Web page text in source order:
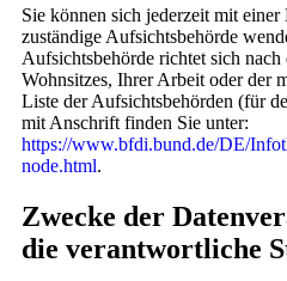
Sie können sich jederzeit mit
zuständige Aufsichtsbehörde
Aufsichtsbehörde richtet sich
Wohnsitzes, Ihrer Arbeit oder der
Liste der Aufsichtsbehörden (für
mit Anschrift finden Sie unter:
https://www.bfdi.bund.de/DE/
node.html.
Zwecke der
die verantwortliche